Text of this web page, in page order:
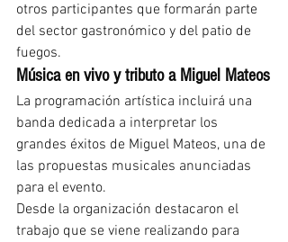
otros participantes que formarán parte
del sector gastronómico y del patio de
fuegos.
Música en vivo y tributo a Miguel Mateos
La programación artística incluirá una
banda dedicada a interpretar los
grandes éxitos de Miguel Mateos, una de
las propuestas musicales anunciadas
para el evento.
Desde la organización destacaron el
trabajo que se viene realizando para